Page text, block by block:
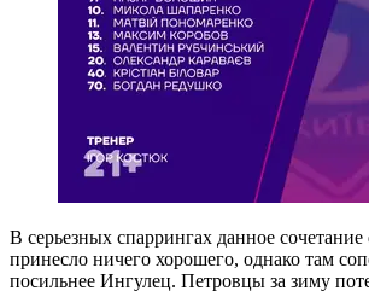
В серьезных спаррингах данное
принесло ничего хорошего, однако там
посильнее Ингулец. Петровцы за зиму